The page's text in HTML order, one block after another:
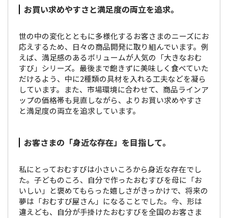
お買い求めやすさと満足度の両立を追求。
世の中の変化とともに多様化するお客さまのニーズにお
応えするため、日々の商品開発に取り組んでいます。例
えば、満足感のあるボリュームが人気の「大きなおむ
すび」シリーズ。最後まで飽きずに美味しく食べていた
だけるよう、中に2種類の具材を入れる工夫などを凝ら
しています。また、市場環境に合わせて、商品ラインア
ップの価格帯も見直しながら、よりお買い求めやすさ
と満足度の両立を追求しています。
お客さまの「身近な存在」を目指して。
私にとっておむすびは小さいころから身近な存在でし
た。子どものころ、自分で作ったおむすびを母に「お
いしい」と褒めてもらった嬉しさがきっかけで、将来の
夢は「おむすび屋さん」になることでした。今、形は
違えども、自分が手掛けたおむすびを全国のお客さま